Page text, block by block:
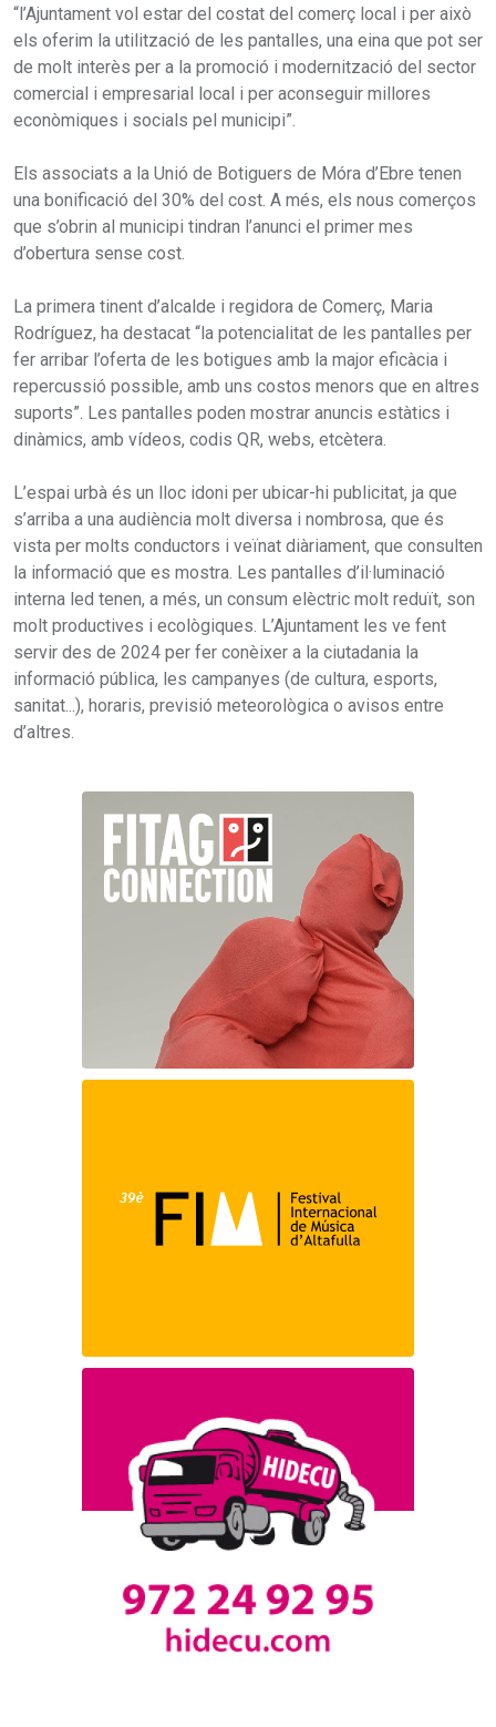
“l’Ajuntament vol estar del costat del comerç local i per això
els oferim la utilització de les pantalles, una eina que pot ser
de molt interès per a la promoció i modernització del sector
comercial i empresarial local i per aconseguir millores
econòmiques i socials pel municipi”.
Els associats a la Unió de Botiguers de Móra d’Ebre tenen
una bonificació del 30% del cost. A més, els nous comerços
que s’obrin al municipi tindran l’anunci el primer mes
d’obertura sense cost.
La primera tinent d’alcalde i regidora de Comerç, Maria
Rodríguez, ha destacat “la potencialitat de les pantalles per
fer arribar l’oferta de les botigues amb la major eficàcia i
repercussió possible, amb uns costos menors que en altres
suports”. Les pantalles poden mostrar anuncis estàtics i
dinàmics, amb vídeos, codis QR, webs, etcètera.
L’espai urbà és un lloc idoni per ubicar-hi publicitat, ja que
s’arriba a una audiència molt diversa i nombrosa, que és
vista per molts conductors i veïnat diàriament, que consulten
la informació que es mostra. Les pantalles d’il·luminació
interna led tenen, a més, un consum elèctric molt reduït, son
molt productives i ecològiques. L’Ajuntament les ve fent
servir des de 2024 per fer conèixer a la ciutadania la
informació pública, les campanyes (de cultura, esports,
sanitat...), horaris, previsió meteorològica o avisos entre
d’altres.